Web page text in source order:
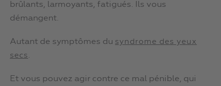
brûlants, larmoyants, fatigués. Ils vous
démangent.
Autant de symptômes du syndrome des yeux
secs.
Et vous pouvez agir contre ce mal pénible, qui